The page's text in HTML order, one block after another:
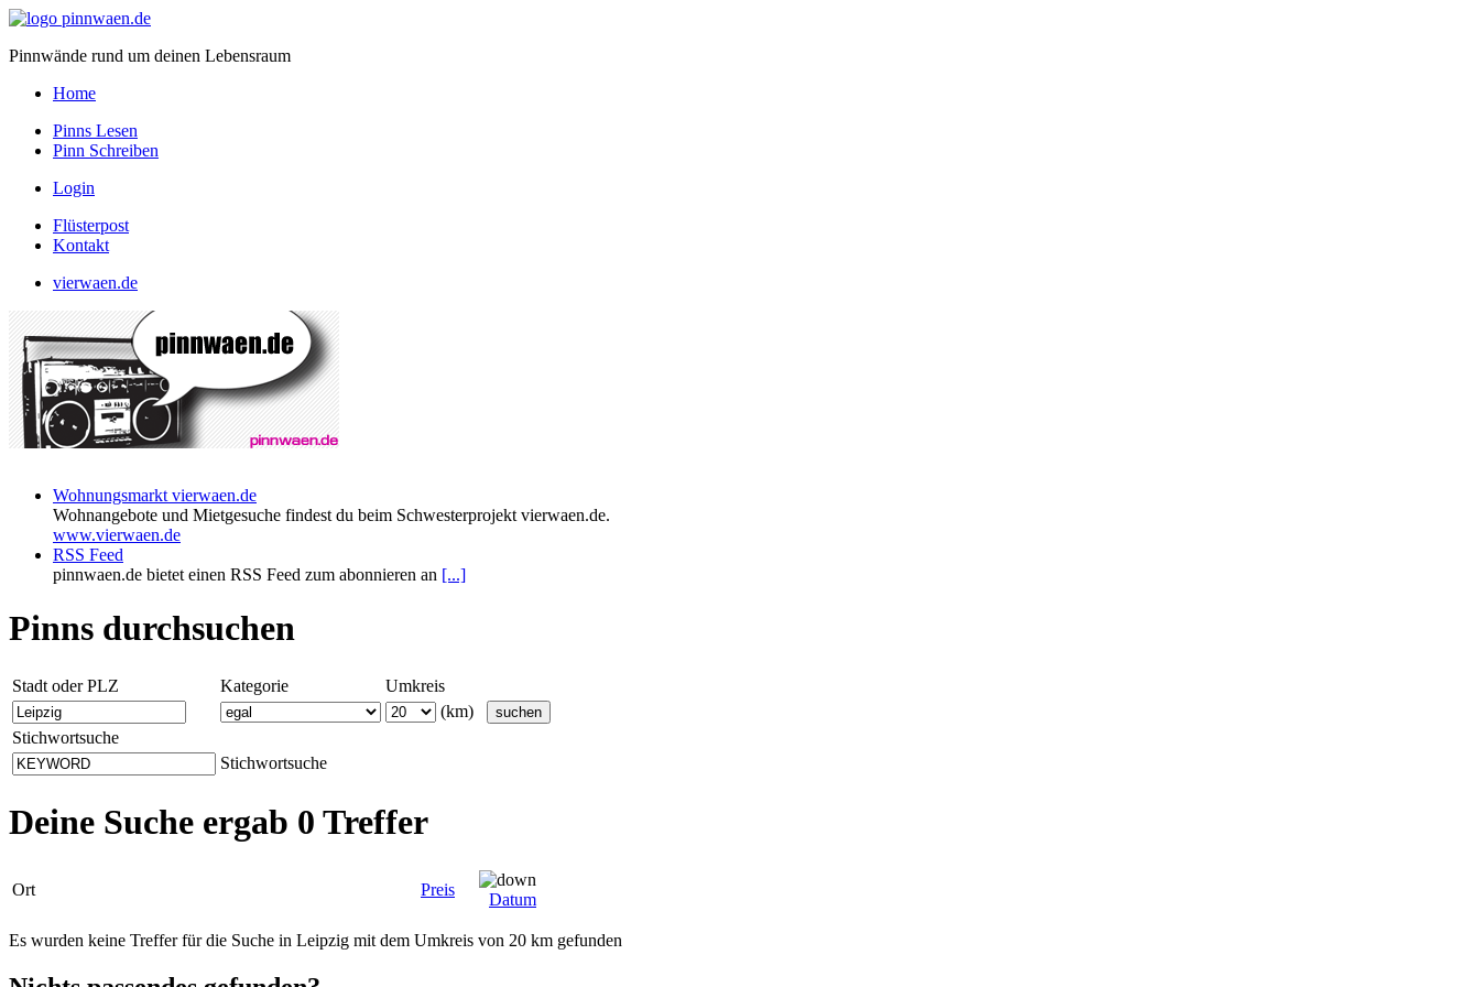
Pinnwände rund um deinen Lebensraum
Home
Pinns Lesen
Pinn Schreiben
Login
Flüsterpost
Kontakt
vierwaen.de
Wohnungsmarkt vierwaen.de
Wohnangebote und Mietgesuche findest du beim Schwesterprojekt vierwaen.de.
www.vierwaen.de
RSS Feed
pinnwaen.de bietet einen RSS Feed zum abonnieren an [...]
Pinns durchsuchen
Stadt oder PLZ Kategorie
Umkreis
(km)
Stichwortsuche
Stichwortsuche
Deine Suche ergab 0 Treffer
Ort Preis
Datum
Es wurden keine Treffer für die Suche in Leipzig mit dem Umkreis von 20 km gefunden